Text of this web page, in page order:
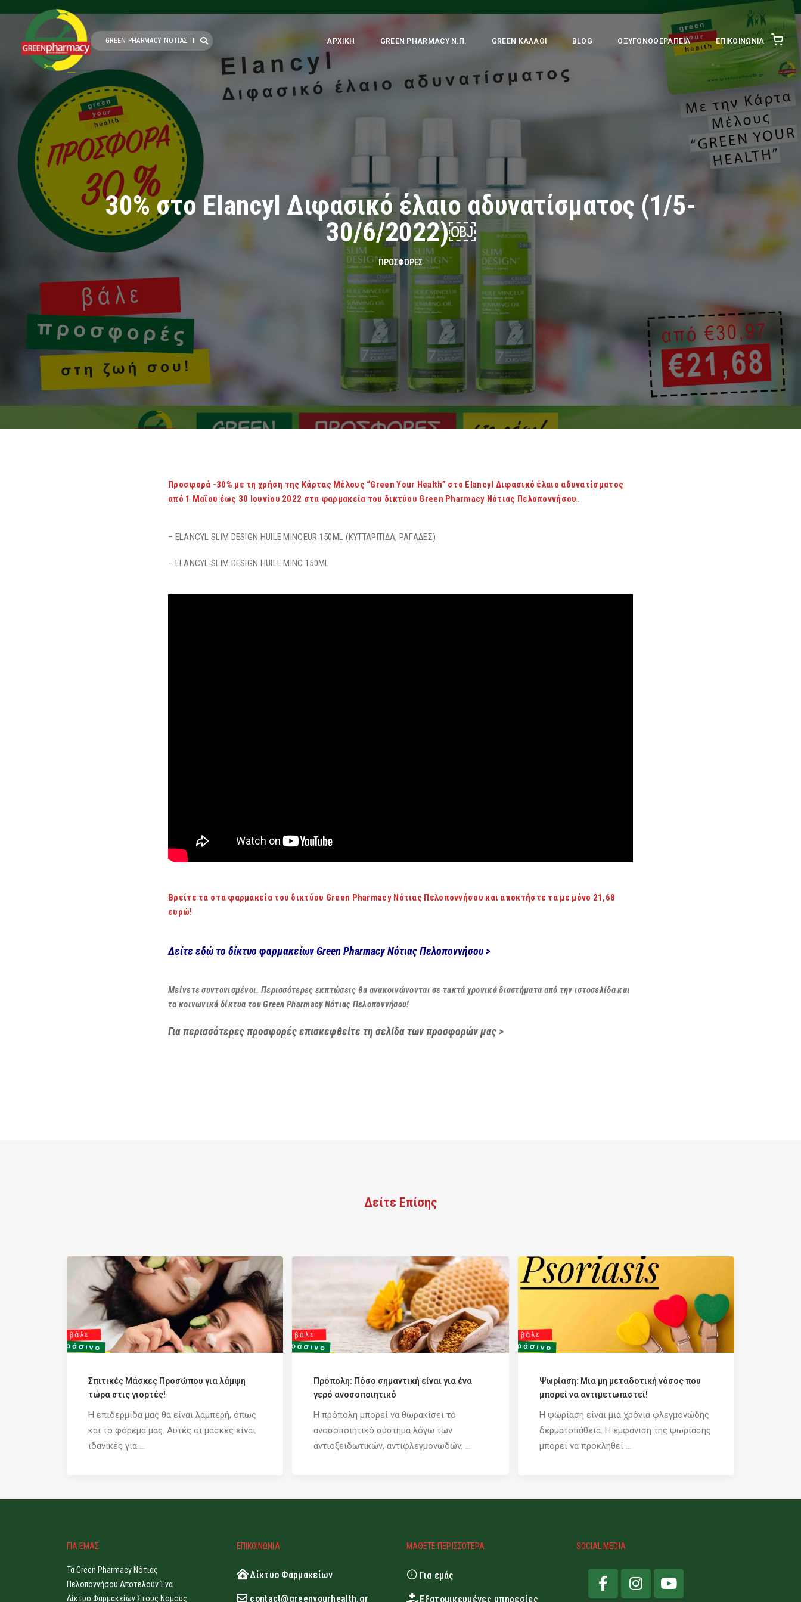
ΑΡΧΙΚΉ GREEN PHARMACY Ν.Π. GREEN ΚΑΛΆΘΙ BLOG ΟΞΥΓΟΝΟΘΕΡΑΠΕΊΑ ΕΠΙΚΟΙΝΩΝΊΑ
30% στο Elancyl Διφασικό έλαιο αδυνατίσματος (1/5-
30/6/2022)￼
ΠΡΟΣΦΟΡΈΣ
Προσφορά -30% με τη χρήση της Κάρτας Μέλους “Green Your Health” στο Elancyl Διφασικό έλαιο αδυνατίσματος
από 1 Μαΐου έως 30 Ιουνίου 2022 στα φαρμακεία του δικτύου Green Pharmacy Νότιας Πελοποννήσου.
– ELANCYL SLIM DESIGN HUILE MINCEUR 150ML (ΚΥΤΤΑΡΙΤΙΔΑ, ΡΑΓΑΔΕΣ)
– ELANCYL SLIM DESIGN HUILE MINC 150ML
Βρείτε τα στα φαρμακεία του δικτύου Green Pharmacy Νότιας Πελοποννήσου και αποκτήστε τα με μόνο 21,68
ευρώ!
Δείτε εδώ το δίκτυο φαρμακείων Green Pharmacy Νότιας Πελοποννήσου >
Μείνετε συντονισμένοι. Περισσότερες εκπτώσεις θα ανακοινώνονται σε τακτά χρονικά διαστήματα από την ιστοσελίδα και
τα κοινωνικά δίκτυα του Green Pharmacy Νότιας Πελοποννήσου!
Για περισσότερες προσφορές επισκεφθείτε τη σελίδα των προσφορών μας >
Δείτε Επίσης
Σπιτικές Μάσκες Προσώπου για λάμψη
τώρα στις γιορτές!
Η επιδερμίδα μας θα είναι λαμπερή, όπως
και το φόρεμά μας. Αυτές οι μάσκες είναι
ιδανικές για ...
Πρόπολη: Πόσο σημαντική είναι για ένα
γερό ανοσοποιητικό
Η πρόπολη μπορεί να θωρακίσει το
ανοσοποιητικό σύστημα λόγω των
αντιοξειδωτικών, αντιφλεγμονωδών, ...
Ψωρίαση: Μια μη μεταδοτική νόσος που
μπορεί να αντιμετωπιστεί!
Η ψωρίαση είναι μια χρόνια φλεγμονώδης
δερματοπάθεια. Η εμφάνιση της ψωρίασης
μπορεί να προκληθεί ...
ΓΙΑ ΕΜΑΣ
Τα Green Pharmacy Νότιας
Πελοποννήσου Αποτελούν Ένα
Δίκτυο Φαρμακείων Στους Νομούς
ΕΠΙΚΟΙΝΩΝΙΑ
Δίκτυο Φαρμακείων
contact@greenyourhealth.gr
ΜΑΘΕΤΕ ΠΕΡΙΣΣΟΤΕΡΑ
Για εμάς
Εξατομικευμένες υπηρεσίες
SOCIAL MEDIA